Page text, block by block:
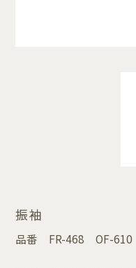
振袖
品番 FR-468 OF-610